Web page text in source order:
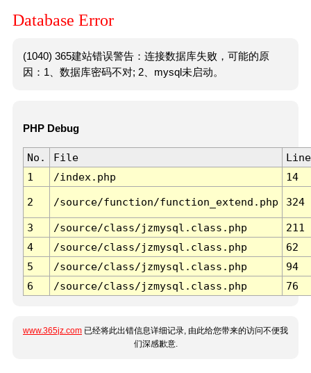
Database Error
(1040) 365建站错误警告：连接数据库失败，可能的原
因：1、数据库密码不对; 2、mysql未启动。
PHP Debug
No. File
Line
1
/index.php 14
2 /source/function/function_extend.php 324
3 /source/class/jzmysql.class.php
211
4
/source/class/jzmysql.class.php
62
5
/source/class/jzmysql.class.php
94
6
/source/class/jzmysql.class.php 76
www.365jz.com 已经将此出错信息详细记录, 由此给您带来的访问不便我
们深感歉意.